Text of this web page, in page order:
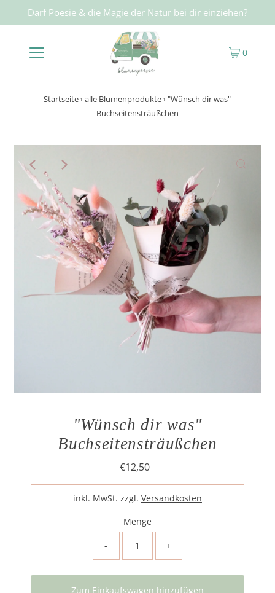
Darf Poesie & die Magie der Natur bei dir einziehen?
0
Startseite›alle Blumenprodukte› "Wünsch dir was"
Buchseitensträußchen
"Wünsch dir was"
Buchseitensträußchen
Regulärer
Preis
€12,50
inkl. MwSt. zzgl. Versandkosten
Menge
- +